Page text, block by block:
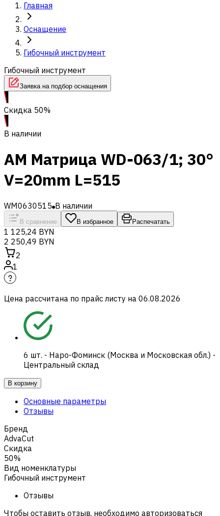
Главная
Оснащение
Гибочный инструмент
Гибочный инструмент
Заявка на подбор оснащения
Скидка 50%
В наличии
AM Матрица WD-063/1; 30°
V=20mm L=515
WM0630515 В наличии
В сравнение В избранное Распечатать
1 125,24 BYN
2 250,49 BYN
2
1
Цена рассчитана по прайс листу на 06.08.2026
6 шт. - Наро-Фоминск (Москва и Московская обл.) -
Центральный склад
В корзину
Основные параметры
Отзывы
Бренд
AdvaCut
Скидка
50%
Вид номенклатуры
Гибочный инструмент
Отзывы
Чтобы оставить отзыв, необходимо авторизоваться